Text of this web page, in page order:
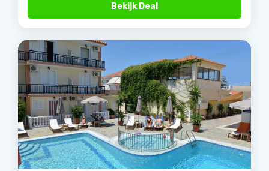
Bekijk Deal